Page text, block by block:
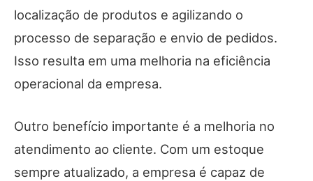
localização de produtos e agilizando o
processo de separação e envio de pedidos.
Isso resulta em uma melhoria na eficiência
operacional da empresa.
Outro benefício importante é a melhoria no
atendimento ao cliente. Com um estoque
sempre atualizado, a empresa é capaz de